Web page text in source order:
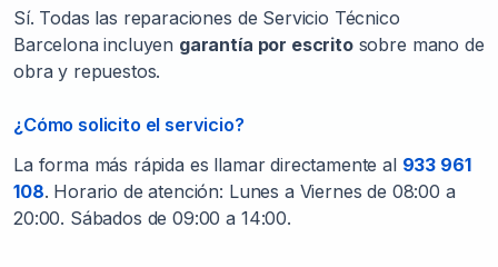
Sí. Todas las reparaciones de Servicio Técnico
Barcelona incluyen garantía por escritosobre mano de
obra y repuestos.
¿Cómo solicito el servicio?
La forma más rápida es llamar directamente al 933 961
108. Horario de atención: Lunes a Viernes de 08:00 a
20:00. Sábados de 09:00 a 14:00.